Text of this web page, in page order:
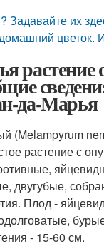
Задавайте их
цветок.
растение
да-Марья
(Melampyrum
растение с
двугубые,
Плод -
- 15-60 см.